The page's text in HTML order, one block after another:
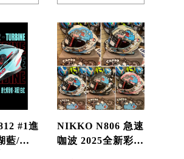
#1進
藍/白
NIKKO N806 急速
咖波 2025全新彩繪